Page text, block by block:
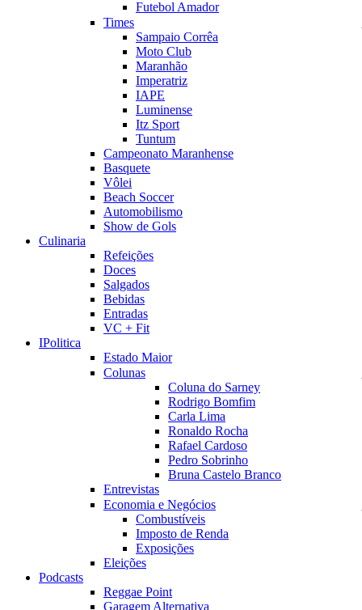
Futebol Amador
Times
Sampaio Corrêa
Moto Club
Maranhão
Imperatriz
IAPE
Luminense
Itz Sport
Tuntum
Campeonato Maranhense
Basquete
Vôlei
Beach Soccer
Automobilismo
Show de Gols
Culinaria
Refeições
Doces
Salgados
Bebidas
Entradas
VC + Fit
IPolitica
Estado Maior
Colunas
Coluna do Sarney
Rodrigo Bomfim
Carla Lima
Ronaldo Rocha
Rafael Cardoso
Pedro Sobrinho
Bruna Castelo Branco
Entrevistas
Economia e Negócios
Combustíveis
Imposto de Renda
Exposições
Eleições
Podcasts
Reggae Point
Garagem Alternativa